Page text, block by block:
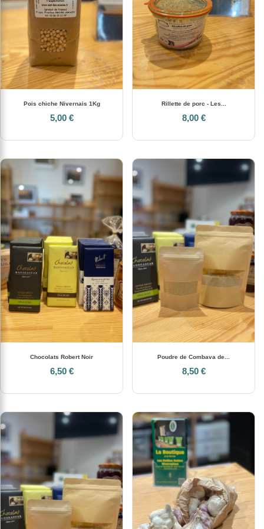
Pois chiche Nivernais 1Kg
5,00 €
Rillette de porc - Les...
8,00 €
Chocolats Robert Noir
6,50 €
Poudre de Combava de...
8,50 €